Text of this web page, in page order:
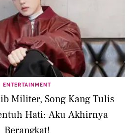
ENTERTAINMENT
Militer, Song Kang Tulis
Hati: Aku Akhirnya
Berangkat!